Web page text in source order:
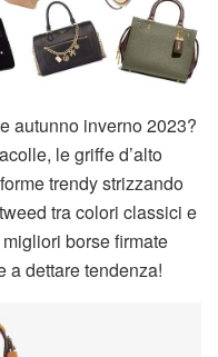
autunno inverno 2023?
le griffe d’alto
trendy strizzando
tra colori classici e
borse firmate
a dettare tendenza!